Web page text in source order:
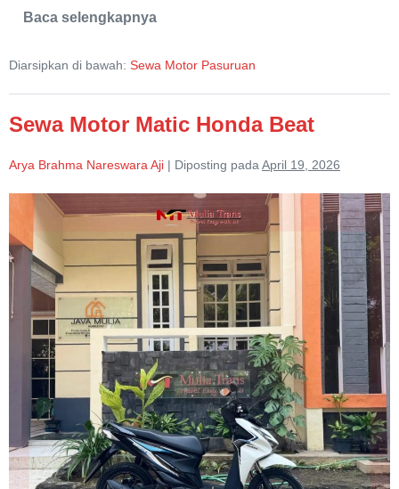
Baca selengkapnya
Sewa
Scoopy
Pasuruan
Diarsipkan di bawah: Sewa Motor Pasuruan
Sewa Motor Matic Honda Beat
Arya Brahma Nareswara Aji | Diposting padaApril 19, 2026
Motor
Matic
Honda
Beat